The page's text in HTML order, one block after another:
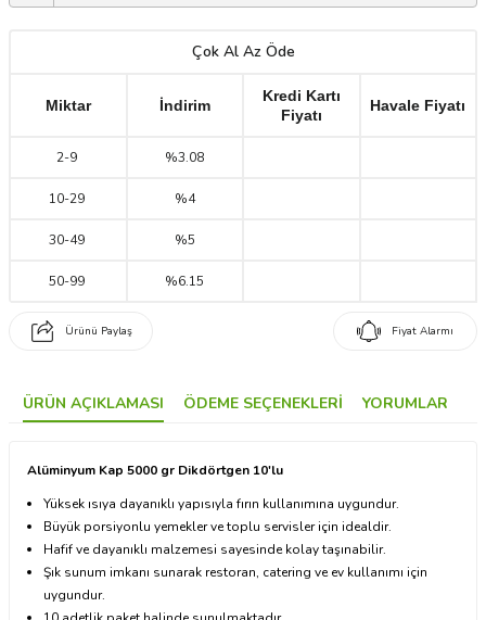
Çok Al Az Öde
Miktar İndirim
Kredi Kartı
Fiyatı
Havale Fiyatı
2-9 %3.08
10-29 %4
30-49 %5
50-99 %6.15
Ürünü Paylaş Fiyat Alarmı
ÜRÜN AÇIKLAMASI ÖDEME SEÇENEKLERI YORUMLAR
Alüminyum Kap 5000 gr Dikdörtgen 10'lu
Yüksek ısıya dayanıklı yapısıyla fırın kullanımına uygundur.
Büyük porsiyonlu yemekler ve toplu servisler için idealdir.
Hafif ve dayanıklı malzemesi sayesinde kolay taşınabilir.
Şık sunum imkanı sunarak restoran, catering ve ev kullanımı için
uygundur.